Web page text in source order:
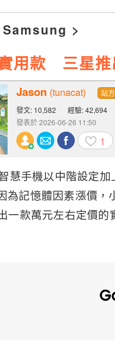
Samsung >
用款 三星
Jason (tunacat)
站
發文: 10,582
經驗: 42,694
發表於 2026-06-26 11:50
1
慧手機以中階設定
為記憶體因素漲價
一款萬元左右定價